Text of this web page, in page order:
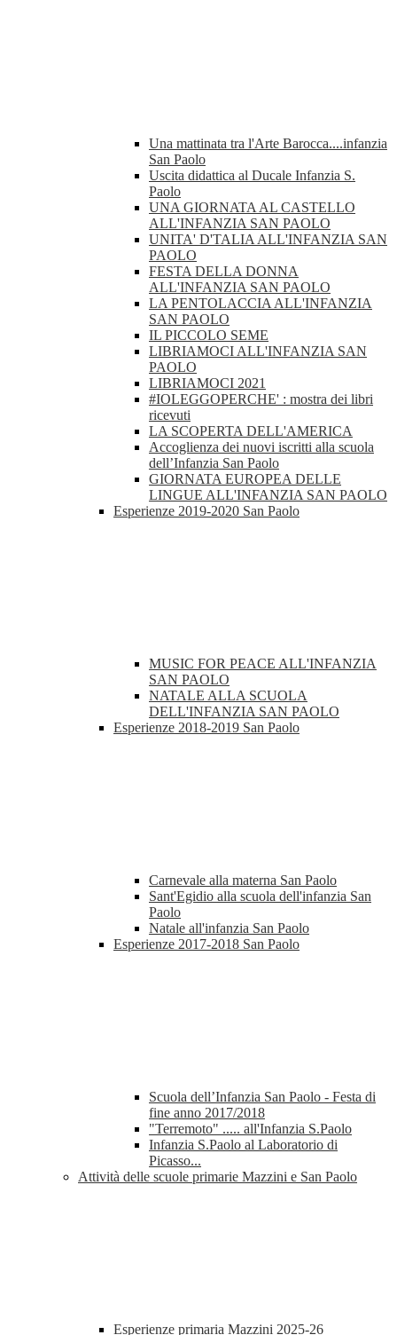
Una mattinata tra l'Arte Barocca....infanzia
San Paolo
Uscita didattica al Ducale Infanzia S.
Paolo
UNA GIORNATA AL CASTELLO
ALL'INFANZIA SAN PAOLO
UNITA' D'TALIA ALL'INFANZIA SAN
PAOLO
FESTA DELLA DONNA
ALL'INFANZIA SAN PAOLO
LA PENTOLACCIA ALL'INFANZIA
SAN PAOLO
IL PICCOLO SEME
LIBRIAMOCI ALL'INFANZIA SAN
PAOLO
LIBRIAMOCI 2021
#IOLEGGOPERCHE' : mostra dei libri
ricevuti
LA SCOPERTA DELL'AMERICA
Accoglienza dei nuovi iscritti alla scuola
dell’Infanzia San Paolo
GIORNATA EUROPEA DELLE
LINGUE ALL'INFANZIA SAN PAOLO
Esperienze 2019-2020 San Paolo
MUSIC FOR PEACE ALL'INFANZIA
SAN PAOLO
NATALE ALLA SCUOLA
DELL'INFANZIA SAN PAOLO
Esperienze 2018-2019 San Paolo
Carnevale alla materna San Paolo
Sant'Egidio alla scuola dell'infanzia San
Paolo
Natale all'infanzia San Paolo
Esperienze 2017-2018 San Paolo
Scuola dell’Infanzia San Paolo - Festa di
fine anno 2017/2018
"Terremoto" ..... all'Infanzia S.Paolo
Infanzia S.Paolo al Laboratorio di
Picasso...
Attività delle scuole primarie Mazzini e San Paolo
Esperienze primaria Mazzini 2025-26